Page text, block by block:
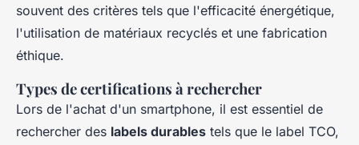
souvent des critères tels que l'efficacité énergétique,
l'utilisation de matériaux recyclés et une fabrication
éthique.
Types de certifications à rechercher
Lors de l'achat d'un smartphone, il est essentiel de
rechercher des labels durables tels que le label TCO,